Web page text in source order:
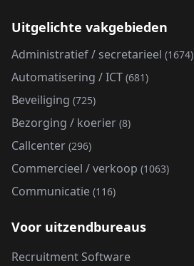
Uitgelichte vakgebieden
Administratief / secretarieel (1674)
Automatisering / ICT (681)
Beveiliging (725)
Bezorging / koerier (8)
Callcenter (296)
Commercieel / verkoop (1063)
Communicatie (116)
Voor uitzendbureaus
Recruitment Software